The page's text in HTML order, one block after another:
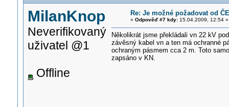
MilanKnop
Neverifikovaný
uživatel @1
Offline
Re: Je možné požadovat od
« Odpověď #7 kdy:15.04.2009, 12:54 »
Několikrát jsme překládali vn 22 kV
závěsný kabel vn a ten má ochranné
ochraným pásmem cca 2 m. Toto
zapsáno v KN.